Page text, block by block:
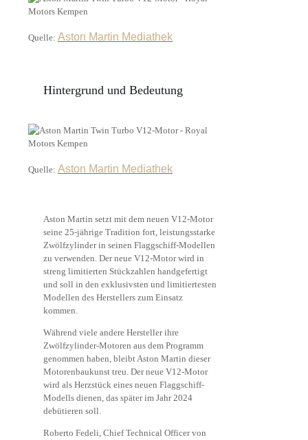
Quelle: Aston Martin Mediathek
Hintergrund und Bedeutung
Quelle: Aston Martin Mediathek
Aston Martin setzt mit dem neuen V12-Motor
seine 25-jährige Tradition fort, leistungsstarke
Zwölfzylinder in seinen Flaggschiff-Modellen
zu verwenden. Der neue V12-Motor wird in
streng limitierten Stückzahlen handgefertigt
und soll in den exklusivsten und limitiertesten
Modellen des Herstellers zum Einsatz
kommen.
Während viele andere Hersteller ihre
Zwölfzylinder-Motoren aus dem Programm
genommen haben, bleibt Aston Martin dieser
Motorenbaukunst treu. Der neue V12-Motor
wird als Herzstück eines neuen Flaggschiff-
Modells dienen, das später im Jahr 2024
debütieren soll.
Roberto Fedeli, Chief Technical Officer von